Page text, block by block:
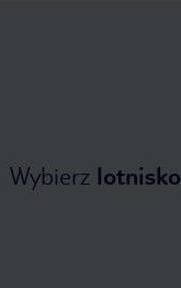
Wybierz lotnisko